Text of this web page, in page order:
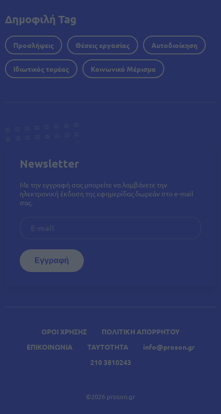
ΟΡΟΙ ΧΡΗΣΗΣ
ΠΟΛΙΤΙΚΗ ΑΠΟΡΡΗΤΟΥ
ΕΠΙΚΟΙΝΩΝΙΑ
ΤΑΥΤΟΤΗΤΑ
info@proson.gr
210 3810243
©2026 proson.gr
Δημοφιλή Tag
Προσλήψεις Θέσεις εργασίας Αυτοδιοίκηση
Ιδιωτικός τομέας Κοινωνικό Μέρισμα
Newsletter
Με την εγγραφή σας μπορείτε να λαμβάνετε την
ηλεκτρονική έκδοση της εφημερίδας δωρεάν στο e-mail
σας.